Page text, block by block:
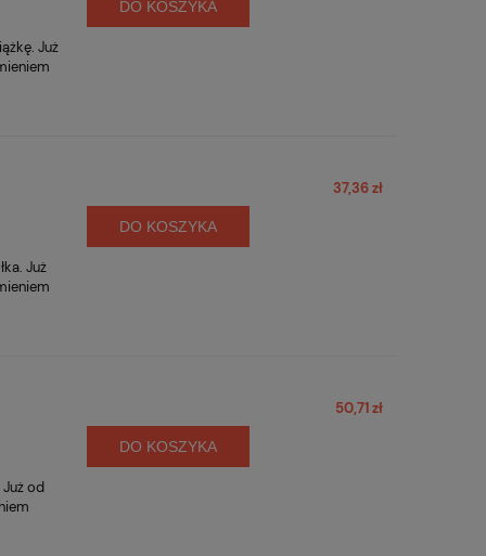
Już
DO KOSZYKA
Już
37,36 zł
DO KOSZYKA
od
50,71 zł
DO KOSZYKA